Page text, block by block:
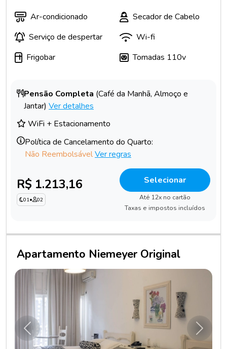
Ar-condicionado
Secador de Cabelo
Serviço de despertar
Wi-fi
Frigobar
Tomadas 110v
Pensão Completa (Café da Manhã, Almoço e
Jantar) Ver detalhes
WiFi + Estacionamento
Política de Cancelamento do Quarto:
Não ReembolsávelVer regras
R$ 1.213,16
01• 02
Selecionar
Até 12x no cartão
Taxas e impostos incluídos
Apartamento Niemeyer Original
Anterior